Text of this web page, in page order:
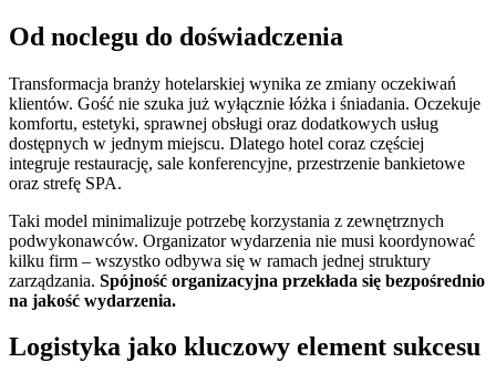
Od noclegu do doświadczenia
Transformacja branży hotelarskiej wynika ze zmiany oczekiwań
klientów. Gość nie szuka już wyłącznie łóżka i śniadania. Oczekuje
komfortu, estetyki, sprawnej obsługi oraz dodatkowych usług
dostępnych w jednym miejscu. Dlatego hotel coraz częściej
integruje restaurację, sale konferencyjne, przestrzenie bankietowe
oraz strefę SPA.
Taki model minimalizuje potrzebę korzystania z zewnętrznych
podwykonawców. Organizator wydarzenia nie musi koordynować
kilku firm – wszystko odbywa się w ramach jednej struktury
zarządzania. Spójność organizacyjna przekłada się bezpośrednio
na jakość wydarzenia.
Logistyka jako kluczowy element sukcesu